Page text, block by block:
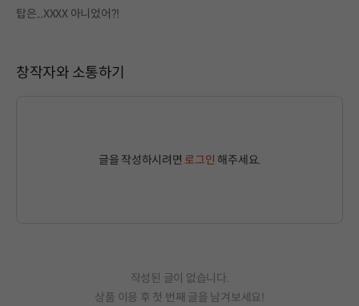
탑은...XXXX 아니었어?!
창작자와 소통하기
글을 작성하시려면 로그인 해주세요.
작성된 글이 없습니다.
상품 이용 후 첫 번째 글을 남겨보세요!